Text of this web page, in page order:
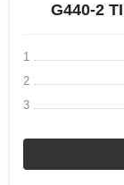
G440-2
1
2
3